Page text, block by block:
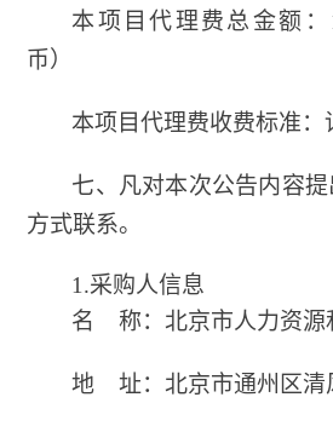
本项目代理费总金额
币）
本项目代理费收费标准：
七、 凡对本次公告内容
方式联系。
1.采购人信息
名 称：北京市人力资源
地 址：北京市通州区清